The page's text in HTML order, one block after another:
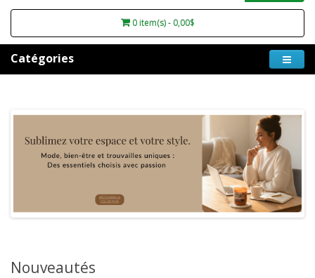
0 item(s) - 0,00$
Catégories
Nouveautés